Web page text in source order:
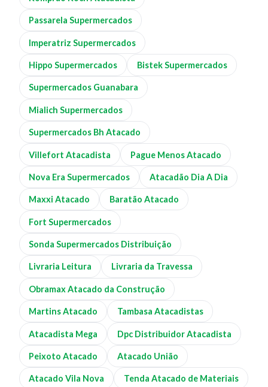
Passarela Supermercados
Imperatriz Supermercados
Hippo Supermercados Bistek Supermercados
Supermercados Guanabara
Mialich Supermercados
Supermercados Bh Atacado
Villefort Atacadista Pague Menos Atacado
Nova Era Supermercados Atacadão Dia A Dia
Maxxi Atacado Baratão Atacado
Fort Supermercados
Sonda Supermercados Distribuição
Livraria Leitura Livraria da Travessa
Obramax Atacado da Construção
Martins Atacado Tambasa Atacadistas
Atacadista Mega Dpc Distribuidor Atacadista
Peixoto Atacado Atacado União
Atacado Vila Nova Tenda Atacado de Materiais